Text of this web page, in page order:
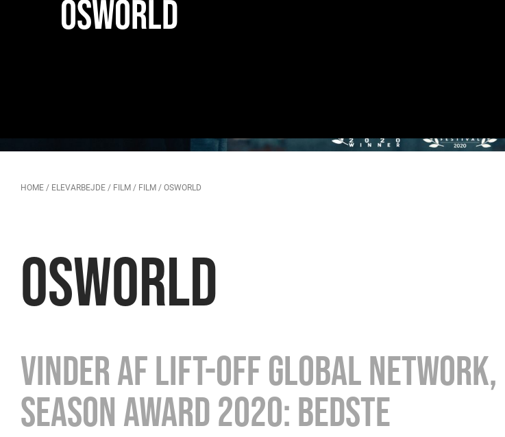
OSWORLD
HOME / ELEVARBEJDE / FILM / FILM /OSWORLD
OSWORLD
VINDER AF LIFT-OFF GLOBAL NETWORK,
SEASON AWARD 2020: BEDSTE